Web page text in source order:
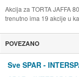
Akcija za TORTA JAFFA
trenutno ima 19 akcije u
POVEZANO
Sve SPAR -